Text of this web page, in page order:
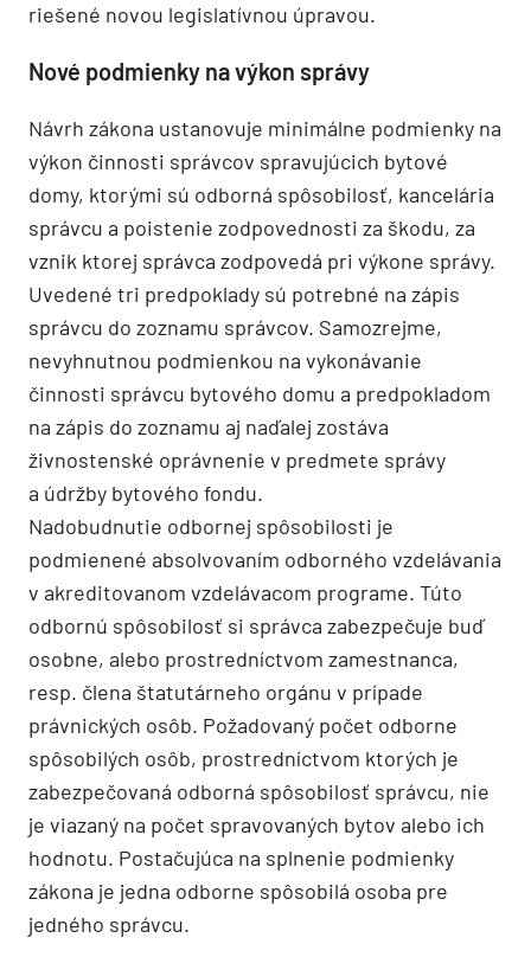
riešené novou legislatívnou úpravou.
Nové podmienky na výkon správy
Návrh zákona ustanovuje minimálne podmienky na
výkon činnosti správcov spravujúcich bytové
domy, ktorými sú odborná spôsobilosť, kancelária
správcu a poistenie zodpovednosti za škodu, za
vznik ktorej správca zodpovedá pri výkone správy.
Uvedené tri predpoklady sú potrebné na zápis
správcu do zoznamu správcov. Samozrejme,
nevyhnutnou podmienkou na vykonávanie
činnosti správcu bytového domu a predpokladom
na zápis do zoznamu aj naďalej zostáva
živnostenské oprávnenie v predmete správy
a údržby bytového fondu.
Nadobudnutie odbornej spôsobilosti je
podmienené absolvovaním odborného vzdelávania
v akreditovanom vzdelávacom programe. Túto
odbornú spôsobilosť si správca zabezpečuje buď
osobne, alebo prostredníctvom zamestnanca,
resp. člena štatutárneho orgánu v prípade
právnických osôb. Požadovaný počet odborne
spôsobilých osôb, prostredníctvom ktorých je
zabezpečovaná odborná spôsobilosť správcu, nie
je viazaný na počet spravovaných bytov alebo ich
hodnotu. Postačujúca na splnenie podmienky
zákona je jedna odborne spôsobilá osoba pre
jedného správcu.